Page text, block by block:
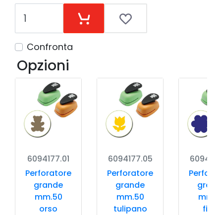
Confronta
Opzioni
6094177.01
Perforatore
grande
mm.50
orso
6094177.05
Perforatore
grande
mm.50
tulipano
fiore